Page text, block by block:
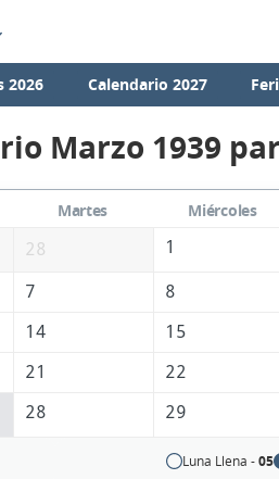
2026 Calendario 2027
Marzo 1939
Martes Miércoles
28 1
7 8
14 15
21 22
28 29
Luna Llena -05